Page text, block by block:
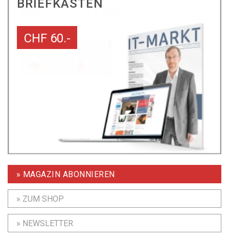
BRIEFKASTEN
CHF 60.-
» MAGAZIN ABONNIEREN
» ZUM SHOP
» NEWSLETTER